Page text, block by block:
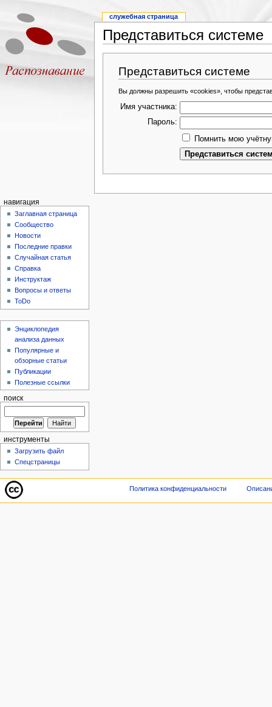
Представиться системе
Представиться системе
Вы должны разрешить «cookies», чтобы
Имя участника:
Пароль:
Помнить мою
служебная страница
навигация
Заглавная страница
Сообщество
Новости
Последние правки
Случайная статья
Справка
Инструктаж
Вопросы и ответы
ToDo
Энциклопедия
анализа данных
Популярные и
обзорные статьи
Публикации
Полезные ссылки
поиск
инструменты
Загрузить файл
Спецстраницы
Политика конфиденциальности